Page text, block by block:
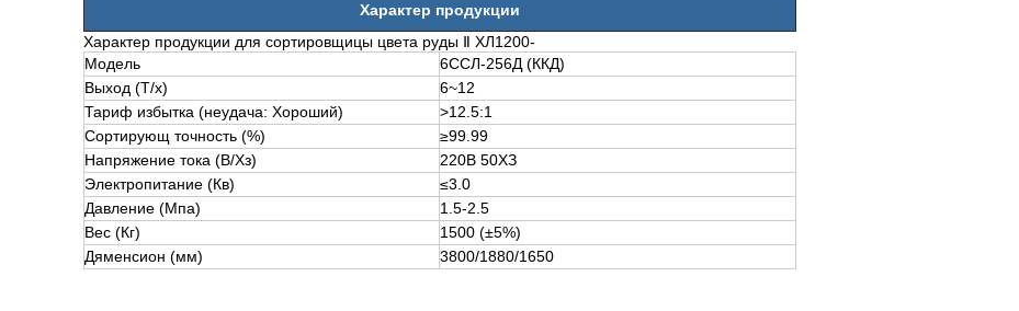
Характер продукции
Характер продукции для сортировщицы цвета руды Ⅱ ХЛ1200-
Модель
6ССЛ-256Д (ККД)
Выход (Т/х)
6~12
Тариф избытка (неудача: Хороший)
>12.5:1
Сортирующ точность (%)
≥99.99
Напряжение тока (В/Хз)
220В 50ХЗ
Электропитание (Кв)
≤3.0
Давление (Мпа)
1.5-2.5
Вес (Кг)
1500 (±5%)
Дяменсион (мм)
3800/1880/1650